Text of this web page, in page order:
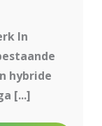
In
hybride
[...]